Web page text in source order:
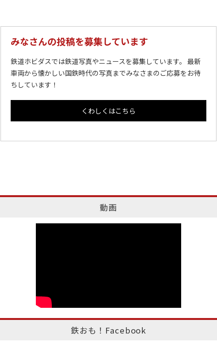
みなさんの投稿を募集しています
鉄道ホビダスでは鉄道写真やニュースを募集しています。 最新
車両から懐かしい国鉄時代の写真までみなさまのご応募をお待
ちしています！
くわしくはこちら
動画
鉄おも！Facebook